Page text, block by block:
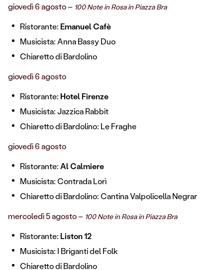
giovedì 6 agosto – 100 Note in Rosa in Piazza Bra
Ristorante: Emanuel Cafè
Musicista: Anna Bassy Duo
Chiaretto di Bardolino
giovedì 6 agosto
Ristorante: Hotel Firenze
Musicista: Jazzica Rabbit
Chiaretto di Bardolino: Le Fraghe
giovedì 6 agosto
Ristorante:Al Calmiere
Musicista: Contrada Lorì
Chiaretto di Bardolino: Cantina Valpolicella Negrar
mercoledì 5 agosto – 100 Note in Rosa in Piazza Bra
Ristorante: Liston 12
Musicista: I Briganti del Folk
Chiaretto di Bardolino